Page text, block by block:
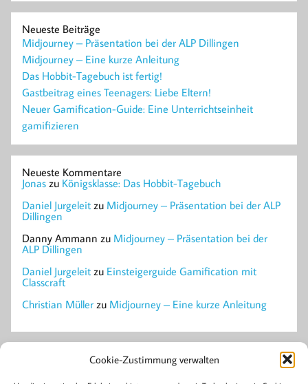
Cookie-Zustimmung verwalten
Neueste Beiträge
Midjourney – Präsentation bei der ALP Dillingen
Midjourney – Eine kurze Anleitung
Das Hobbit-Tagebuch ist fertig!
Gastbeitrag eines Teenagers: Liebe Eltern!
Neuer Gamification-Guide: Eine Unterrichtseinheit
gamifizieren
Neueste Kommentare
Jonas zu Königsklasse: Das Hobbit-Tagebuch
Daniel Jurgeleit zu Midjourney – Präsentation bei der ALP
Dillingen
Danny Ammann zu Midjourney – Präsentation bei der
ALP Dillingen
Daniel Jurgeleit zu Einsteigerguide Gamification mit
Classcraft
Christian Müller zu Midjourney – Eine kurze Anleitung